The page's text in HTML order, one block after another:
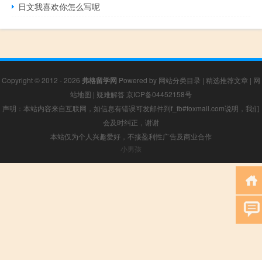
日文我喜欢你怎么写呢
Copyright © 2012 - 2026 弗格留学网 Powered by 网站分类目录 | 精选推荐文章 | 网
站地图 | 疑难解答 京ICP备04452158号
声明：本站内容来自互联网，如信息有错误可发邮件到f_fb#foxmail.com说明，我们
会及时纠正，谢谢
本站仅为个人兴趣爱好，不接盈利性广告及商业合作
小男孩